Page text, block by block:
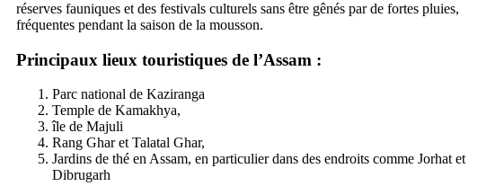
réserves fauniques et des festivals culturels sans être gênés par de fortes pluies,
fréquentes pendant la saison de la mousson.
Principaux lieux touristiques de l’Assam :
Parc national de Kaziranga
Temple de Kamakhya,
île de Majuli
Rang Ghar et Talatal Ghar,
Jardins de thé en Assam, en particulier dans des endroits comme Jorhat et
Dibrugarh